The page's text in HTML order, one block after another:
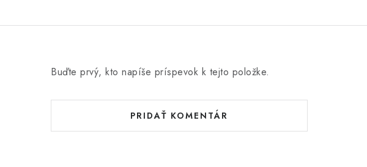
Buďte prvý, kto napíše príspevok k tejto položke.
PRIDAŤ KOMENTÁR